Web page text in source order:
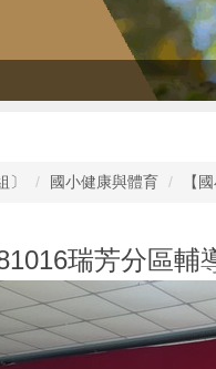
國小健康與體育 【
瑞芳分區輔